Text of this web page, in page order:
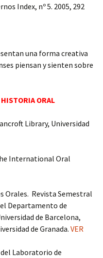
Index, nº 5. 2005, 292
una forma creativa
piensan y sienten sobre
ORAL
Library, Universidad
International Oral
Orales. Revista Semestral
Departamento de
de Barcelona,
de Granada. VER
Laboratorio de